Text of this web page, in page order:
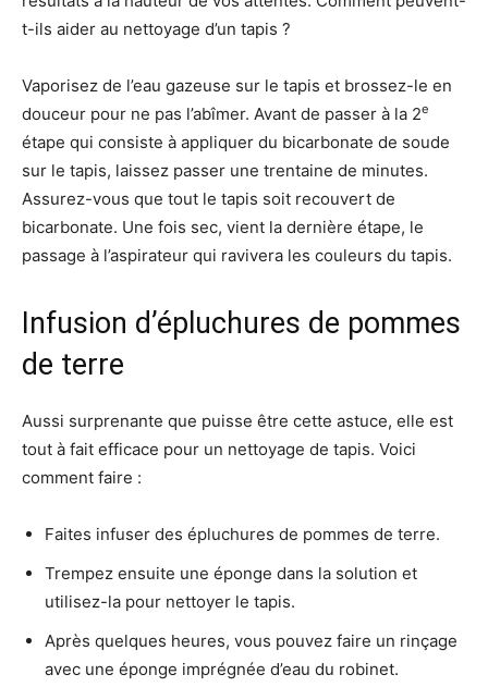
t-ils aider au nettoyage d’un tapis ?
Vaporisez de l’eau gazeuse sur le tapis et brossez-le en
douceur pour ne pas l’abîmer. Avant de passer à la 2e
étape qui consiste à appliquer du bicarbonate de soude
sur le tapis, laissez passer une trentaine de minutes.
Assurez-vous que tout le tapis soit recouvert de
bicarbonate. Une fois sec, vient la dernière étape, le
passage à l’aspirateur qui ravivera les couleurs du tapis.
Infusion d’épluchures de pommes
de terre
Aussi surprenante que puisse être cette astuce, elle est
tout à fait efficace pour un nettoyage de tapis. Voici
comment faire :
Faites infuser des épluchures de pommes de terre.
Trempez ensuite une éponge dans la solution et
utilisez-la pour nettoyer le tapis.
Après quelques heures, vous pouvez faire un rinçage
avec une éponge imprégnée d’eau du robinet.